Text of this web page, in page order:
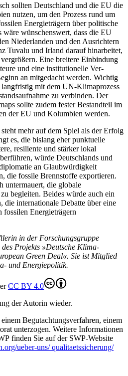
sollten Deutschland und die EU die
nutzen, um den Pro­zess rund um
Energieträgern über politi­sche
wünschens­wert, dass die EU
Niederlanden und den Ausrichtern
Tuvalu und Irland darauf hinarbeitet,
Eine breitere Ein­bindung
und eine institutionelle Ver­
an mit­gedacht wer­den. Wichtig
mit dem UN-Klimapro­zess
zu verbinden. Der
sollte zudem fester Bestandteil im
der EU und Kolum­bien werden.
mehr auf dem Spiel als der Erfolg
es, die bislang eher punk­tuelle
resi­liente und stärker lokal
würde Deutschlands und
an Glaubwürdigkeit
die fossile Brennstoffe exportieren.
untermauert, die glo­bale
beglei­ten. Beides würde auch ein
die internationale Debatte über eine
fossilen Energie­trägern
in der Forschungsgruppe
Projekts »Deutsche Klima­
Green Deal«. Sie ist Mitglied
und Energiepolitik.
CC BY 4.0
der Autorin wieder.
Begutachtungsverfah­ren, einem
unterzogen. Weitere Informationen
finden Sie auf der SWP-Website
ueber-uns/ qualitaetssicherung/